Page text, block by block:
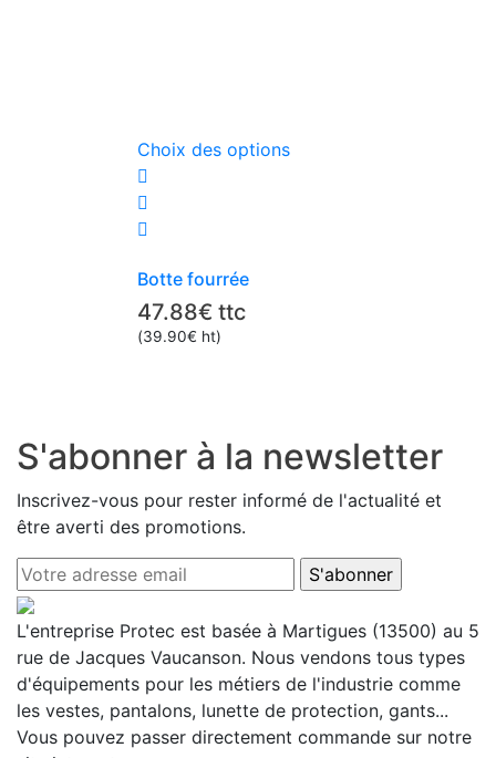
Choix des optionsproduit
page
du
produit
Botte fourrée
47.88€ ttc
(39.90€ ht)
S'abonner à la newsletter
Inscrivez-vous pour rester informé de l'actualité et
être averti des promotions.
L'entreprise Protec est basée à Martigues (13500) au 5
rue de Jacques Vaucanson. Nous vendons tous types
d'équipements pour les métiers de l'industrie comme
les vestes, pantalons, lunette de protection, gants...
Vous pouvez passer directement commande sur notre